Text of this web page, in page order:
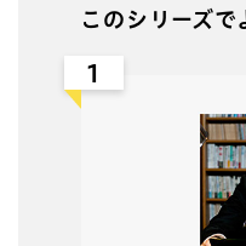
このシリーズ
1